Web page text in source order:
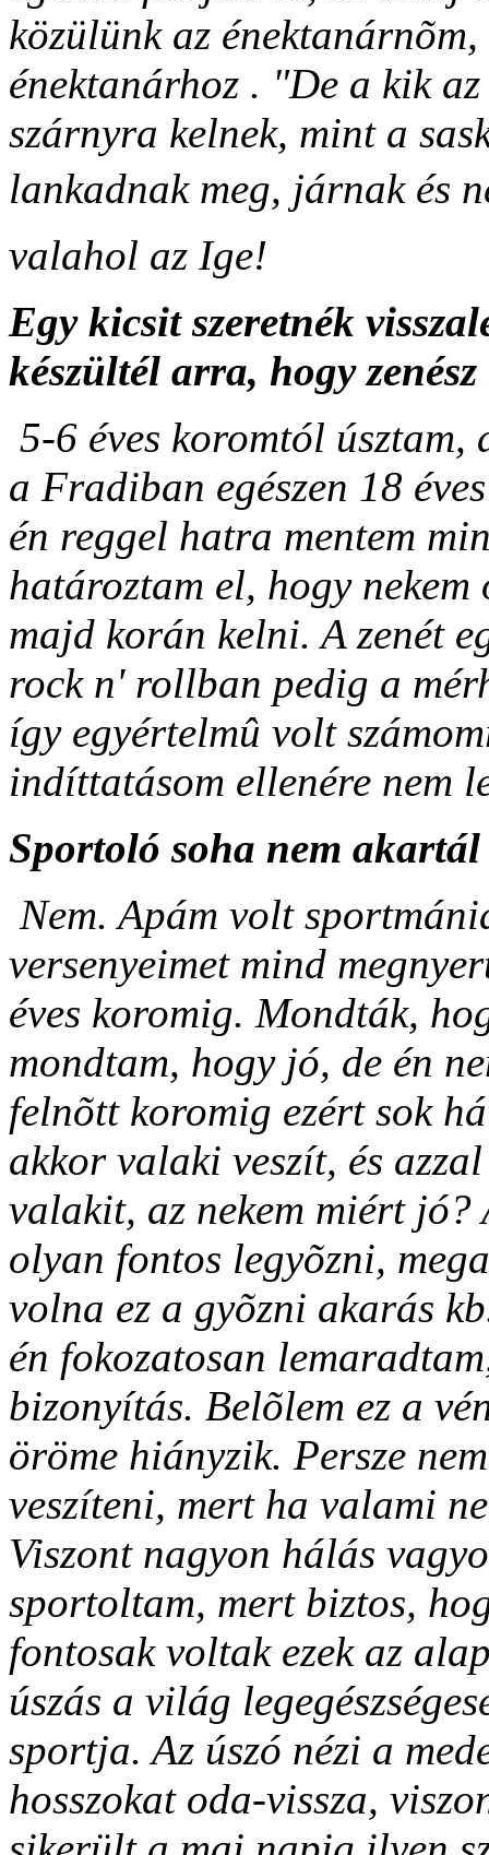
közülünk az
énektanárhoz . "De a kik
szárnyra kelnek, mint a
lankadnak meg, járnak és
valahol az Ige!
Egy kicsit szeretnék
készültél arra, hogy zenész
5-6 éves koromtól
a Fradiban egészen 18
én reggel hatra mentem
határoztam el, hogy
majd korán kelni. A zenét
rock n' rollban pedig a
így egyértelmû volt
indíttatásom ellenére nem
Sportoló soha nem
Nem. Apám volt
versenyeimet mind
éves koromig. Mondták,
mondtam, hogy jó, de én
felnõtt koromig ezért sok
akkor valaki veszít, és
valakit, az nekem miért
olyan fontos legyõzni,
volna ez a gyõzni akarás
én fokozatosan
bizonyítás. Belõlem ez a
öröme hiányzik. Persze
veszíteni, mert ha valami
Viszont nagyon hálás
sportoltam, mert biztos,
fontosak voltak ezek az
úszás a világ
sportja. Az úszó nézi a
hosszokat oda-vissza,